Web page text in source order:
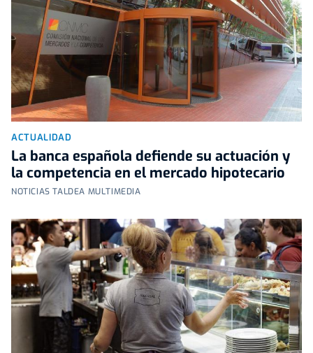
ACTUALIDAD
La banca española defiende su actuación y
la competencia en el mercado hipotecario
NOTICIAS TALDEA MULTIMEDIA